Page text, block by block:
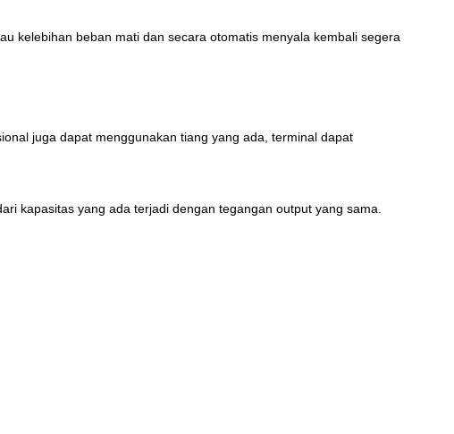
kelebihan beban mati dan secara otomatis menyala kembali segera
juga dapat menggunakan tiang yang ada, terminal dapat
kapasitas yang ada terjadi dengan tegangan output yang sama.